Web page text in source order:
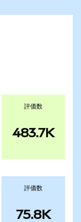
評価数
483.7K
評価数
75.8K